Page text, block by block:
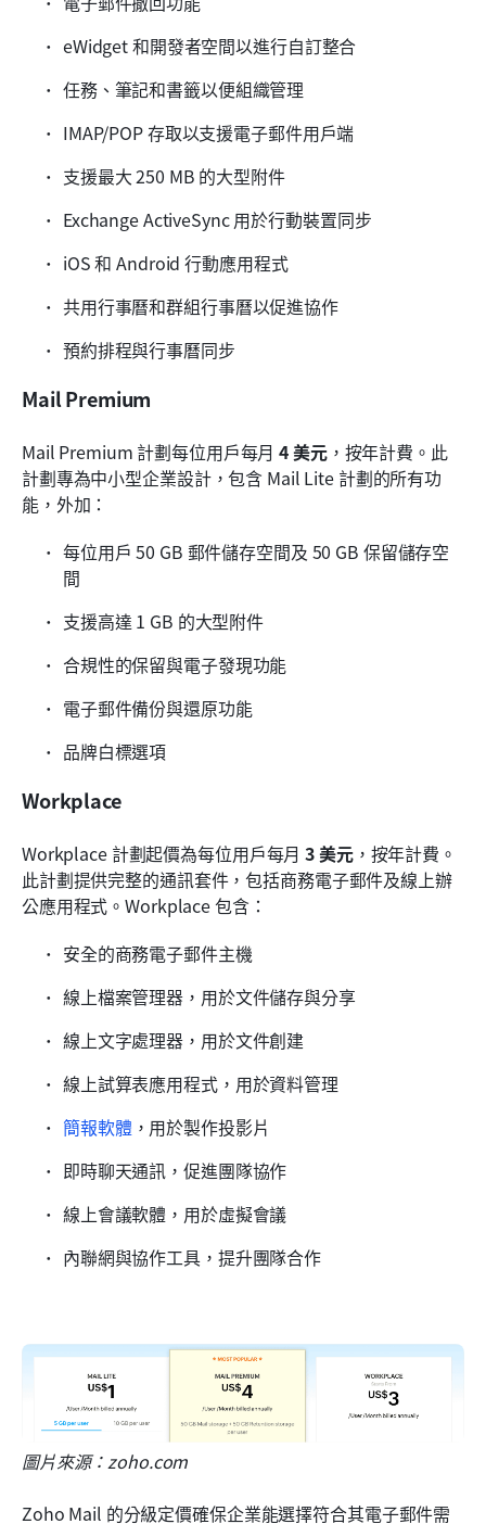
eWidget 和開發者空間以進行自訂整合
任務、筆記和書籤以便組織管理
IMAP/POP 存取以支援電子郵件用戶端
支援最大 250 MB 的大型附件
Exchange ActiveSync 用於行動裝置同步
iOS 和 Android 行動應用程式
共用行事曆和群組行事曆以促進協作
預約排程與行事曆同步
Mail Premium
Mail Premium 計劃每位用戶每月 4 美元，按年計費。此
計劃專為中小型企業設計，包含 Mail Lite 計劃的所有功
能，外加：
每位用戶 50 GB 郵件儲存空間及 50 GB 保留儲存空
間
支援高達 1 GB 的大型附件
合規性的保留與電子發現功能
電子郵件備份與還原功能
品牌白標選項
Workplace
Workplace 計劃起價為每位用戶每月 3 美元，按年計費。
此計劃提供完整的通訊套件，包括商務電子郵件及線上辦
公應用程式。Workplace 包含：
安全的商務電子郵件主機
線上檔案管理器，用於文件儲存與分享
線上文字處理器，用於文件創建
線上試算表應用程式，用於資料管理
簡報軟體 ，用於製作投影片
即時聊天通訊，促進團隊協作
線上會議軟體，用於虛擬會議
內聯網與協作工具，提升團隊合作
圖片來源：zoho.com
Zoho Mail 的分級定價確保企業能選擇符合其電子郵件需